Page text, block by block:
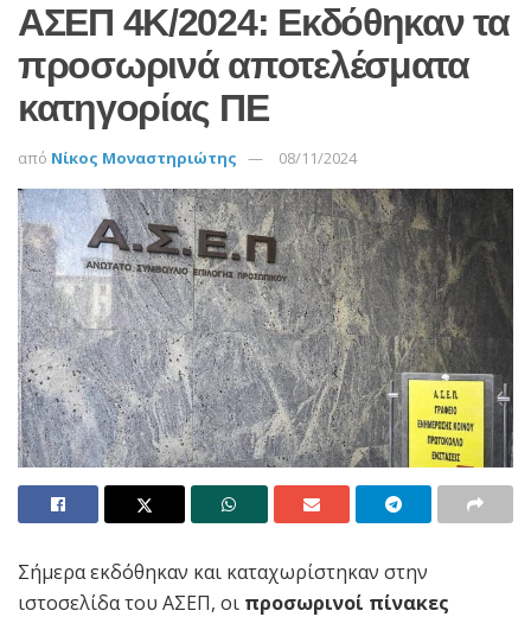
ΑΣΕΠ 4Κ/2024: Εκδόθηκαν τα
προσωρινά αποτελέσματα
κατηγορίας ΠΕ
από Νίκος Μοναστηριώτης 08/11/2024
Σήμερα εκδόθηκαν και καταχωρίστηκαν στην
ιστοσελίδα του ΑΣΕΠ, οι προσωρινοί πίνακες